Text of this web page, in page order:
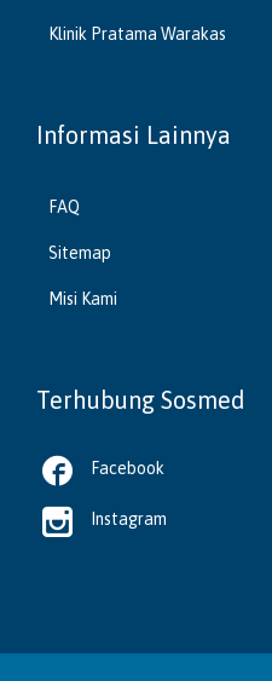
Klinik Pratama Warakas
Informasi Lainnya
FAQ
Sitemap
Misi Kami
Terhubung Sosmed
 Facebook
 Instagram